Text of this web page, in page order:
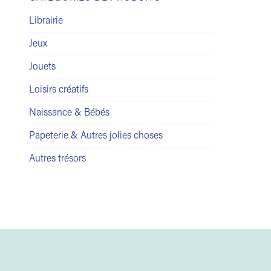
Librairie
Jeux
Jouets
Loisirs créatifs
Naissance & Bébés
Papeterie & Autres jolies choses
Autres trésors